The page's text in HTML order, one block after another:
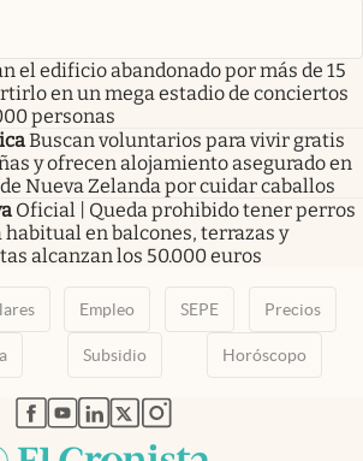
el edificio abandonado por más de 15
en un mega estadio de conciertos
personas
Buscan voluntarios para vivir gratis
y ofrecen alojamiento asegurado en
Nueva Zelanda por cuidar caballos
Oficial | Queda prohibido tener perros
habitual en balcones, terrazas y
alcanzan los 50.000 euros
Empleo SEPE Precios
Subsidio Horóscopo
abre en nueva pestaña
abre en nueva pestaña
abre en nueva pestaña
abre en nueva pestaña
abre en nueva pestaña